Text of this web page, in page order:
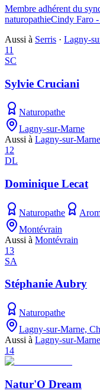
Membre adhérent du
naturopathieCindy Faro
Aussi à Serris · Lagny-
11
SC
Sylvie Cruciani
Naturopathe
Lagny-sur-Marne
Aussi à Lagny-sur-Marne
12
DL
Dominique Lecat
Naturopathe
Montévrain
Aussi à Montévrain
13
SA
Stéphanie Aubry
Naturopathe
Lagny-sur-Marne,
Aussi à Lagny-sur-Marne
14
Natur'O Dream